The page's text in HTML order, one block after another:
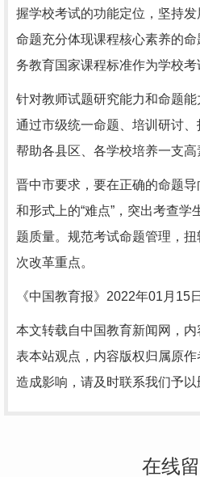
握学校考试的功能定位，坚持
命题充分体现课程核心素养的
务教育国家课程标准作为学校考
针对教师试题研究能力和命题能
通过市级统一命题、培训研讨
帮助各县区、各学校培养一支高
晋中市要求，要在正确的命题
和形式上的“难点”，突出考查学
题质量。规范考试命题管理，
次改革重点。
《中国教育报》2022年01月15
本文转载自中国教育新闻网，
表本站观点，内容版权归属原
造成影响，请及时联系我们予以
在线